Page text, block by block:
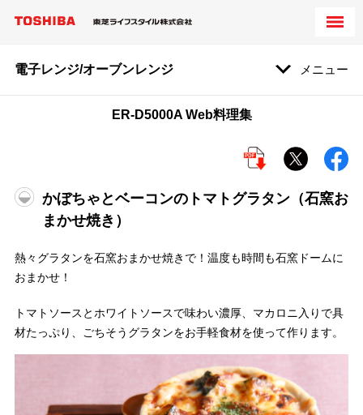
電子レンジ/オーブンレンジ メニュー
ER-D5000A Web料理集
かぼちゃとベーコンのトマトグラタン（石窯お
まかせ焼き）
熱々グラタンを石窯おまかせ焼きで！温度も時間も石窯ドームに
おまかせ！
トマトソースとホワイトソースで味わい濃厚、マカロニ入りで具
材たっぷり、ごちそうグラタンをお手軽食材を使って作ります。